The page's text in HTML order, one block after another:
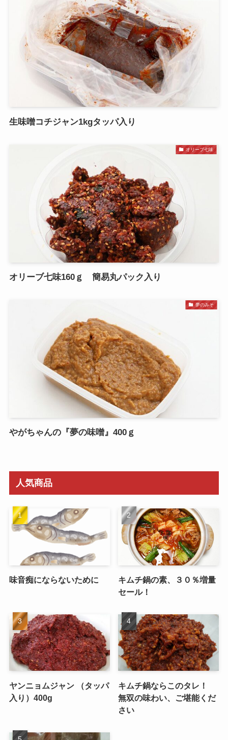
生味噌コチジャン1kgタッパ入り
オリーブ七味
オリーブ七味160ｇ 簡易丸パック入り
夢のみそ
やがちゃんの『夢の味噌』400ｇ
人気商品
味音痴にならないために
キムチ鍋の素、３０％増量
セール！
ヤンニョムジャン （タッパ
入り）400g
キムチ鍋ならこのタレ！
無双の味わい、ご堪能くだ
さい